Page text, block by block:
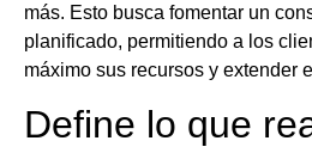
más. Esto busca fomentar un
planificado, permitiendo a los
máximo sus recursos y extender
Define lo que